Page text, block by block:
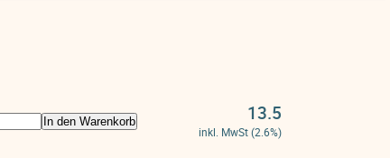
In den Warenkorb 13.5
inkl. MwSt (2.6%)